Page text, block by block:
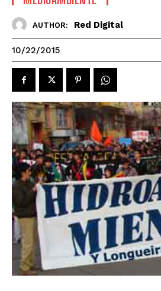
AUTHOR: Red Digital
10/22/2015